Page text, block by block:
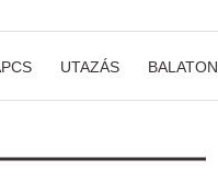
UTAZÁS BALATON